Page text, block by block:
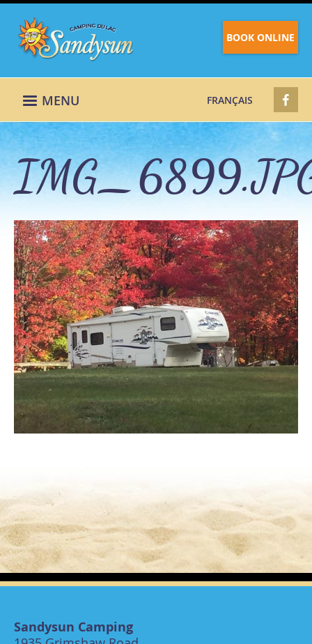
BOOK ONLINE
MENU FRANÇAIS
IMG_6899_0.JPG
Sandysun Camping